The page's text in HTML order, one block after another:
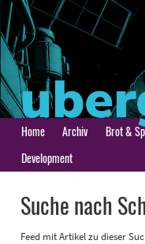
Home Archiv Brot &
Development
Suche nach
Feed mit Artikel zu dieser